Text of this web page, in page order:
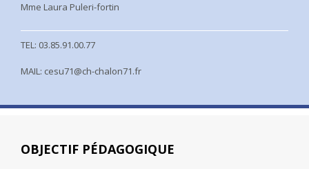
Mme Laura Puleri-fortin
TEL: 03.85.91.00.77
MAIL: cesu71@ch-chalon71.fr
OBJECTIF PÉDAGOGIQUE